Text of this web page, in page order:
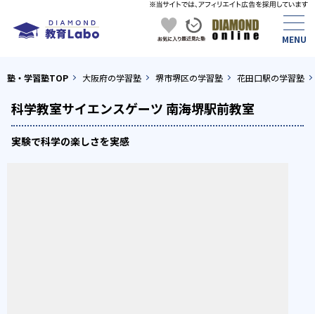
塾・学習塾TOP 大阪府の学習塾 堺市堺区の学習塾 花田口駅の学習塾
科学教室サイエンスゲーツ 南海堺駅前教室
実験で科学の楽しさを実感